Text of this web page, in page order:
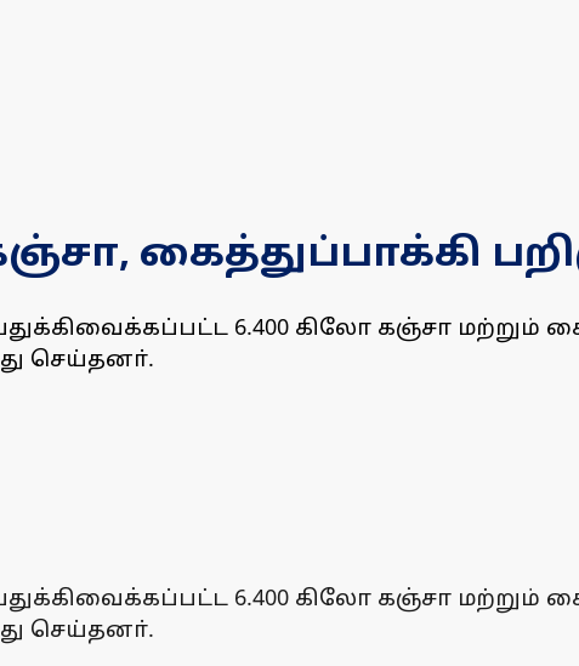
கைத்துப்பாக்கி
6.400 கிலோ கஞ்சா மற்றும்
செய்தனா்.
6.400 கிலோ கஞ்சா மற்றும்
செய்தனா்.